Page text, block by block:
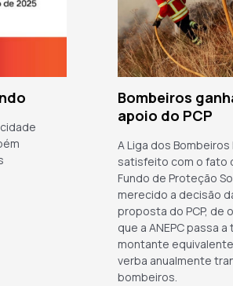
Bombeiros
apoio do PCP
A Liga dos
satisfeito com o fato
Fundo de Proteção
merecido a decisão
proposta do PCP, de
que a ANEPC passa a
montante
verba anualmente
bombeiros.